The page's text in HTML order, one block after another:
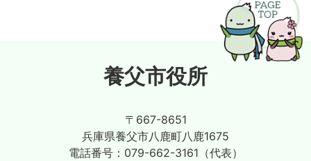
養父市役所
〒667-8651
兵庫県養父市八鹿町八鹿1675
電話番号： 079-662-3161（代表）